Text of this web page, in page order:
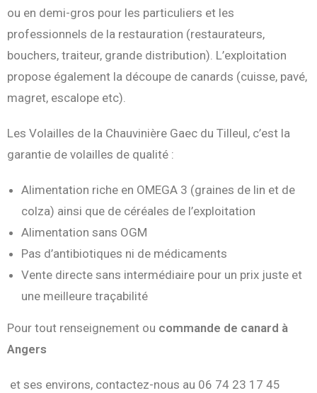
ou en demi-gros pour les particuliers et les
professionnels de la restauration (restaurateurs,
bouchers, traiteur, grande distribution). L’exploitation
propose également la découpe de canards (cuisse, pavé,
magret, escalope etc).
Les Volailles de la Chauvinière Gaec du Tilleul, c’est la
garantie de volailles de qualité :
Alimentation riche en OMEGA 3 (graines de lin et de
colza) ainsi que de céréales de l’exploitation
Alimentation sans OGM
Pas d’antibiotiques ni de médicaments
Vente directe sans intermédiaire pour un prix juste et
une meilleure traçabilité
Pour tout renseignement ou commande de canard à
Angers
et ses environs, contactez-nous au 06 74 23 17 45